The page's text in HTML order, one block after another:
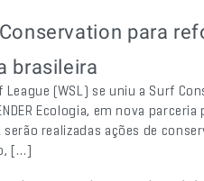
para
brasileira
League (WSL) se uniu a Surf
Ecologia, em nova
realizadas ações de
[…]